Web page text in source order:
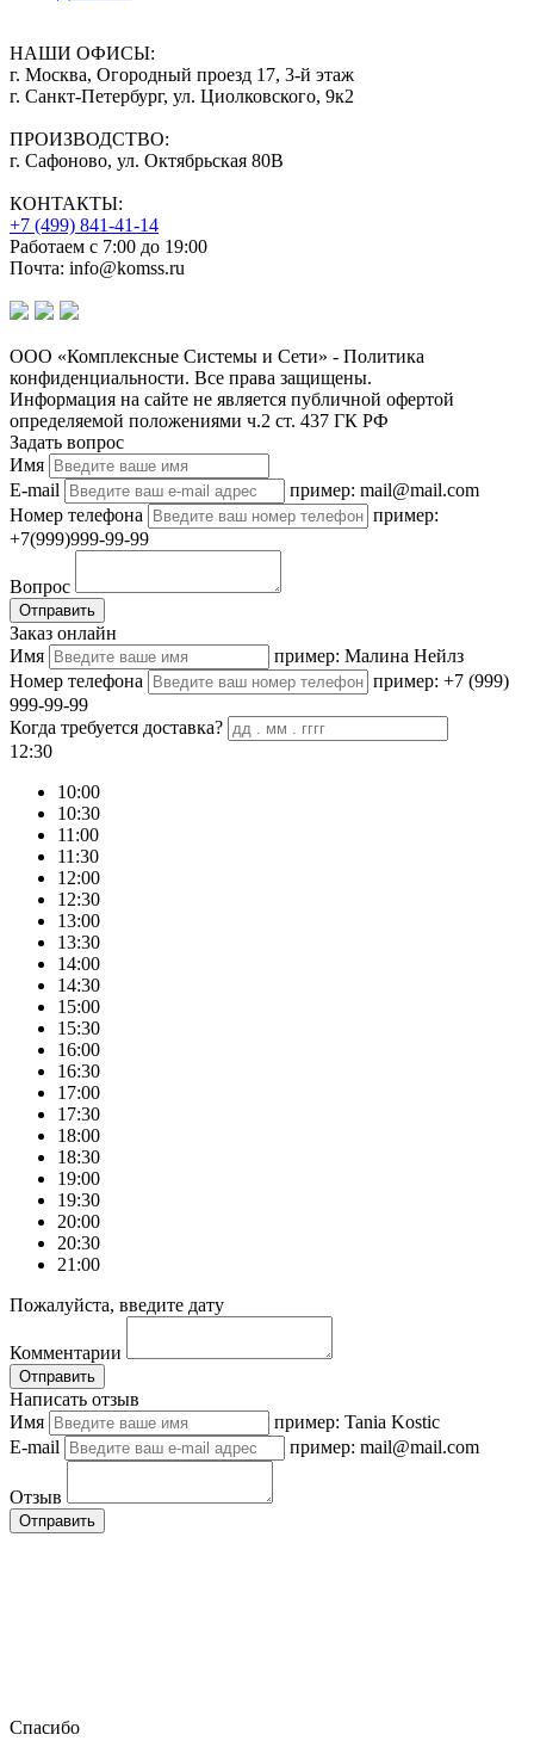
НАШИ ОФИСЫ:
г. Москва, Огородный проезд 17, 3-й этаж
г. Санкт-Петербург, ул. Циолковского, 9к2
ПРОИЗВОДСТВО:
г. Сафоново, ул. Октябрьская 80В
КОНТАКТЫ:
+7 (499) 841-41-14
Работаем с 7:00 до 19:00
Почта: info@komss.ru
ООО «Комплексные Системы и Сети» - Политика
конфиденциальности. Все права защищены.
Информация на сайте не является публичной офертой
определяемой положениями ч.2 ст. 437 ГК РФ
Задать вопрос
Имя
E-mail
пример: mail@mail.com
Номер телефона
пример:
+7(999)999-99-99
Вопрос
Отправить
Заказ онлайн
Имя
пример: Малина Нейлз
Номер телефона
пример: +7 (999)
999-99-99
Когда требуется доставка?
12:30
10:00
10:30
11:00
11:30
12:00
12:30
13:00
13:30
14:00
14:30
15:00
15:30
16:00
16:30
17:00
17:30
18:00
18:30
19:00
19:30
20:00
20:30
21:00
Пожалуйста, введите дату
Комментарии
Отправить
Написать отзыв
Имя
пример: Tania Kostic
E-mail
пример: mail@mail.com
Отзыв
Отправить
Спасибо